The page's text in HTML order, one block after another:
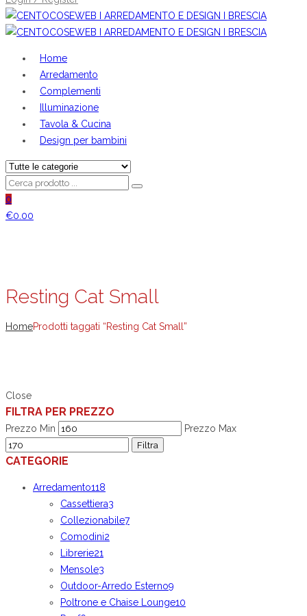
Home
Arredamento
Complementi
Illuminazione
Tavola & Cucina
Design per bambini
0
€0.00
Resting Cat Small
HomeProdotti taggati “Resting Cat Small”
Close
FILTRA PER PREZZO
Prezzo Min
Prezzo Max
Filtra
CATEGORIE
Arredamento118
Cassettiera3
Collezionabile7
Comodini2
Librerie21
Mensole3
Outdoor-Arredo Esterno9
Poltrone e Chaise Lounge10